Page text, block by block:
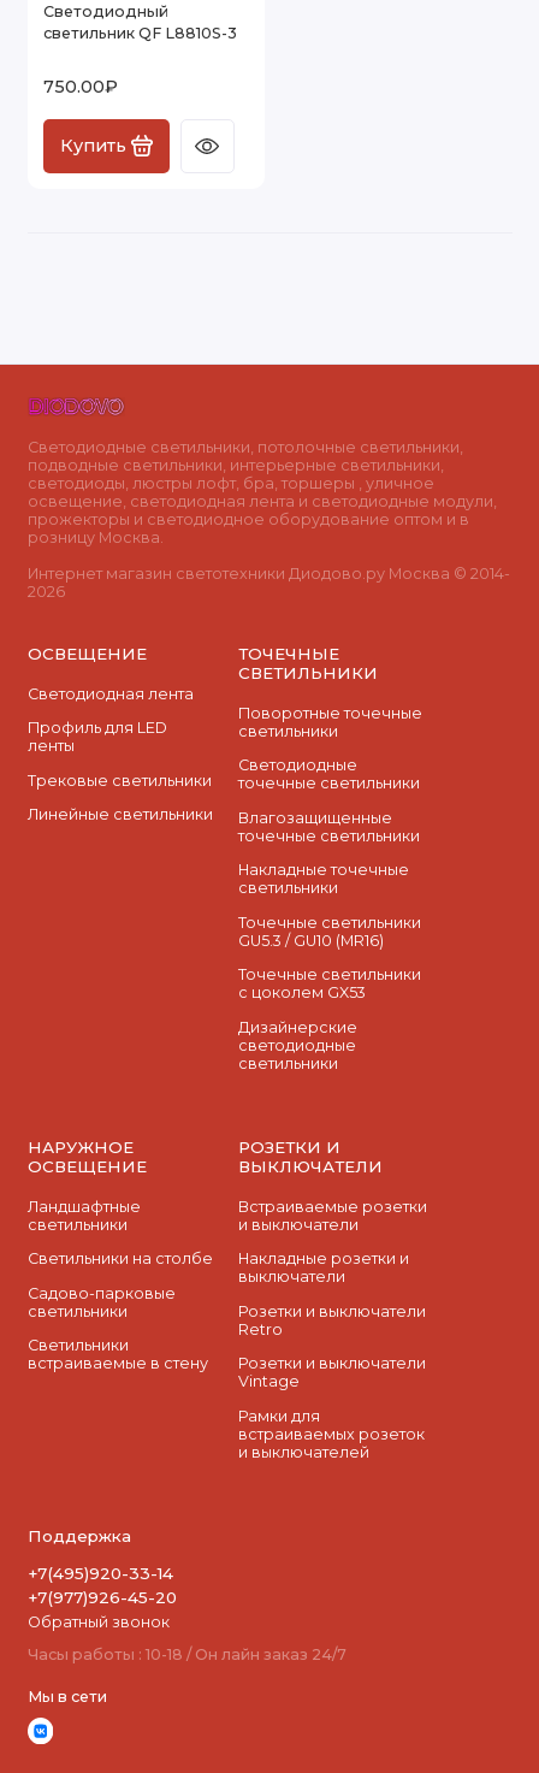
Светодиодный
светильник QF L8810S-3
750.00₽
Купить
Светодиодные светильники, потолочные светильники,
подводные светильники, интерьерные светильники,
светодиоды, люстры лофт, бра, торшеры , уличное
освещение, светодиодная лента и светодиодные модули,
прожекторы и светодиодное оборудование оптом и в
розницу Москва.
Интернет магазин светотехники Диодово.ру Москва © 2014-
2026
ОСВЕЩЕНИЕ
Светодиодная лента
Профиль для LED
ленты
Трековые светильники
Линейные светильники
ТОЧЕЧНЫЕ
СВЕТИЛЬНИКИ
Поворотные точечные
светильники
Cветодиодные
точечные светильники
Влагозащищенные
точечные светильники
Накладные точечные
светильники
Точечные светильники
GU5.3 / GU10 (MR16)
Точечные светильники
с цоколем GX53
Дизайнерские
светодиодные
светильники
НАРУЖНОЕ
ОСВЕЩЕНИЕ
Ландшафтные
светильники
Светильники на столбе
Садово-парковые
светильники
Светильники
встраиваемые в стену
РОЗЕТКИ И
ВЫКЛЮЧАТЕЛИ
Встраиваемые розетки
и выключатели
Накладные розетки и
выключатели
Розетки и выключатели
Retro
Розетки и выключатели
Vintage
Рамки для
встраиваемых розеток
и выключателей
Поддержка
+7(495)920-33-14
+7(977)926-45-20
Обратный звонок
Часы работы : 10-18 / Он лайн заказ 24/7
Мы в сети